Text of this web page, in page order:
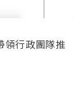
領行政團隊推